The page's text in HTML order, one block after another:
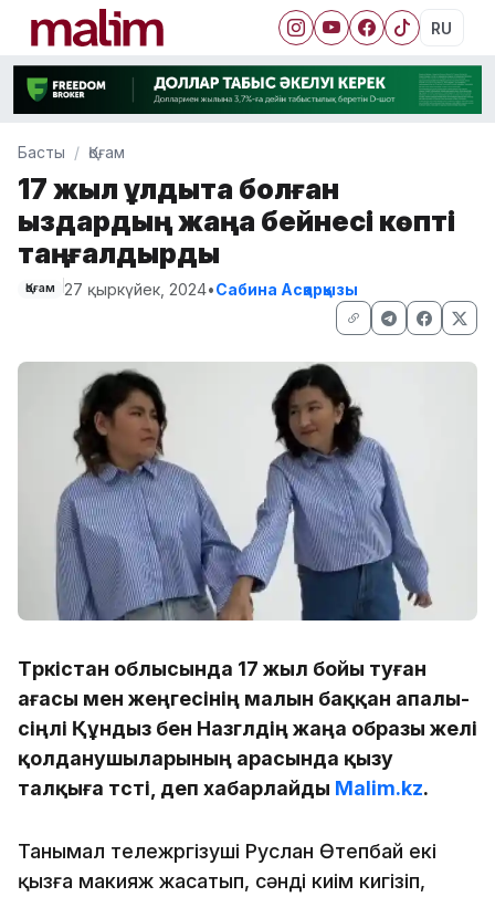
RU
Басты Қоғам
17 жыл құлдықта болған
қыздардың жаңа бейнесі көпті
таңғалдырды
Қоғам 27 қыркүйек, 2024•Сабина Асқарқызы
Түркістан облысында 17 жыл бойы туған
ағасы мен жеңгесінің малын баққан апалы-
сіңлі Құндыз бен Назгүлдің жаңа образы желі
қолданушыларының арасында қызу
талқыға түсті, деп хабарлайды Malim.kz.
Танымал тележүргізуші Руслан Өтепбай екі
қызға макияж жасатып, сәнді киім кигізіп,